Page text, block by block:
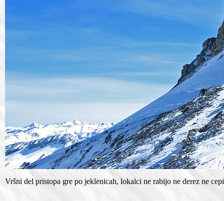
Vršni del pristopa gre po jeklenicah, lokalci ne rabijo ne derez ne